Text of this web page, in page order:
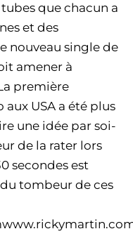
tubes que chacun a
et des
nouveau single de
amener à
première
USA a été plus
une idée par soi-
de la rater lors
secondes est
tombeur de ces